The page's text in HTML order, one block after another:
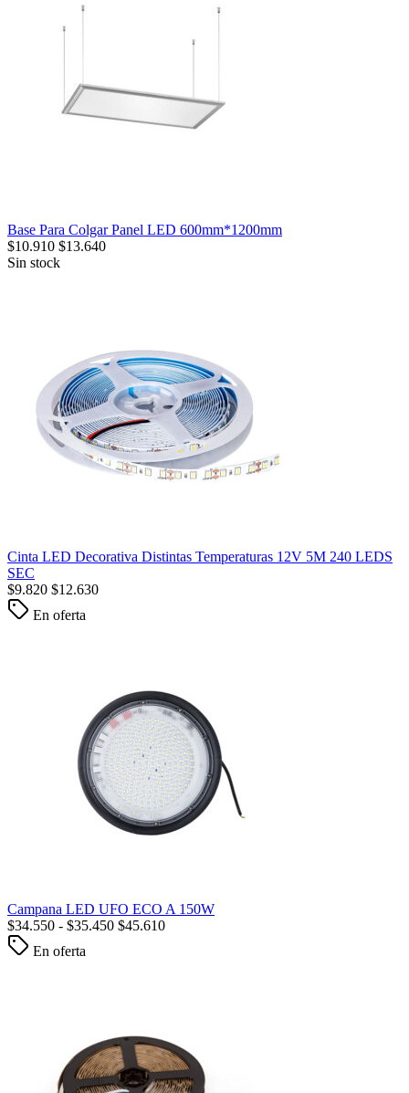
Base Para Colgar Panel LED 600mm*1200mm
$10.910 $13.640
Sin stock
Cinta LED Decorativa Distintas Temperaturas 12V 5M 240 LEDS
SEC
$9.820 $12.630
En oferta
Campana LED UFO ECO A 150W
$34.550 - $35.450 $45.610
En oferta